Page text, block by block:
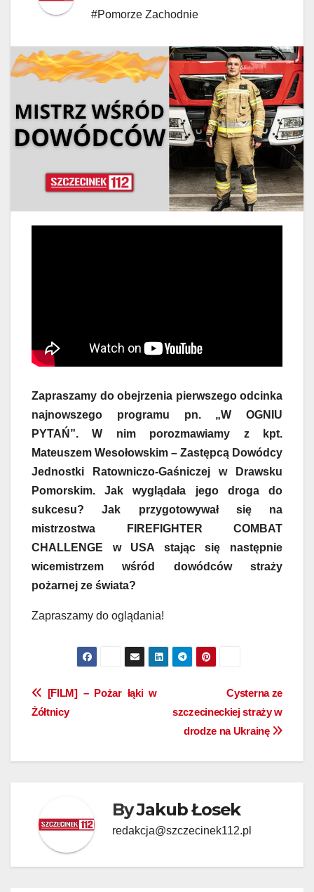
#Pomorze Zachodnie
Zapraszamy do obejrzenia pierwszego odcinka
najnowszego programu pn. „W OGNIU
PYTAŃ”. W nim porozmawiamy z kpt.
Mateuszem Wesołowskim – Zastępcą Dowódcy
Jednostki Ratowniczo-Gaśniczej w Drawsku
Pomorskim. Jak wyglądała jego droga do
sukcesu? Jak przygotowywał się na
mistrzostwa FIREFIGHTER COMBAT
CHALLENGE w USA stając się następnie
wicemistrzem wśród dowódców straży
pożarnej ze świata?
Zapraszamy do oglądania!
Nawigacja
wpisu
Cysterna ze
szczecineckiej straży w
drodze na Ukrainę
[FILM] – Pożar łąki w
Żółtnicy
ByJakub Łosek
redakcja@szczecinek112.pl